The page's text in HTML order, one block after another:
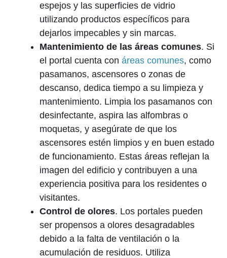
espejos y las superficies de vidrio
utilizando productos específicos para
dejarlos impecables y sin marcas.
Mantenimiento de las áreas comunes. Si
el portal cuenta con áreas comunes, como
pasamanos, ascensores o zonas de
descanso, dedica tiempo a su limpieza y
mantenimiento. Limpia los pasamanos con
desinfectante, aspira las alfombras o
moquetas, y asegúrate de que los
ascensores estén limpios y en buen estado
de funcionamiento. Estas áreas reflejan la
imagen del edificio y contribuyen a una
experiencia positiva para los residentes o
visitantes.
Control de olores. Los portales pueden
ser propensos a olores desagradables
debido a la falta de ventilación o la
acumulación de residuos. Utiliza